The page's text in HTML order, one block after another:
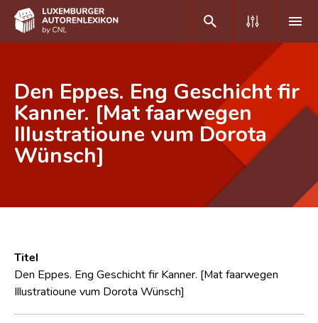
DE FR
Home
Autor(inn)en A-Z
Forschungsgruppe
Den Eppes. Eng Geschicht fir
Kanner. [Mat faarwegen
Illustratioune vum Dorota
Wünsch]
Titel
Den Eppes. Eng Geschicht fir Kanner. [Mat faarwegen
Illustratioune vum Dorota Wünsch]